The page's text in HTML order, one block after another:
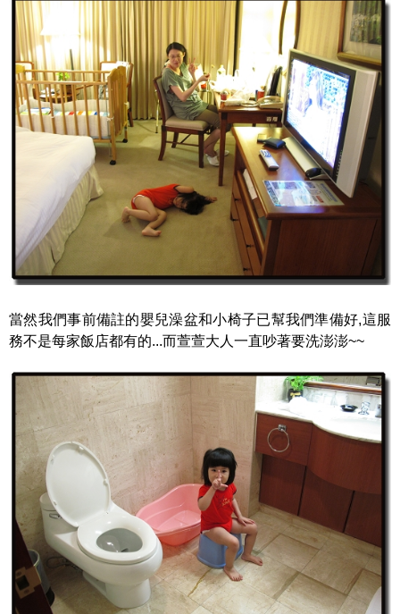
當然我們事前備註的嬰兒澡盆和小椅子已幫我們準備好,這服
務不是每家飯店都有的...而萱萱大人一直吵著要洗澎澎~~